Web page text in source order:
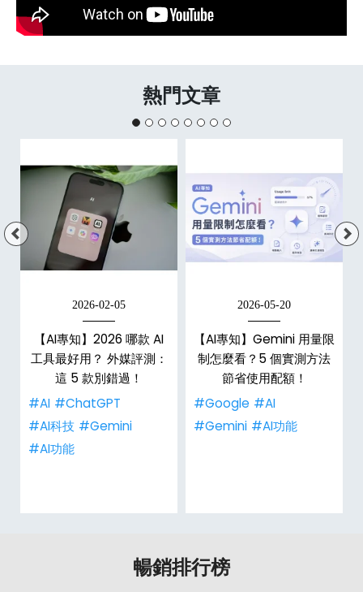
熱門文章
2026-02-05
【AI專知】2026 哪款 AI
工具最好用？ 外媒評測：
這 5 款別錯過！
#AI #ChatGPT
#AI科技 #Gemini
#AI功能
2026-05-20
【AI專知】Gemini 用量限
制怎麼看？5 個實測方法
節省使用配額！
#Google #AI
#Gemini #AI功能
暢銷排行榜